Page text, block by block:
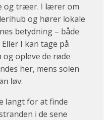
og træer. I lærer om
og hører lokale
betydning – både
I kan tage på
opleve de røde
her, mens solen
løv.
langt for at finde
i de sene